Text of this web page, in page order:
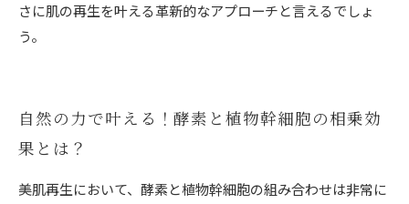
さに肌の再生を叶える革新的なアプローチと言えるでしょ
う。
自然の力で叶える！酵素と植物幹細胞の相乗効
果とは？
美肌再生において、酵素と植物幹細胞の組み合わせは非常に